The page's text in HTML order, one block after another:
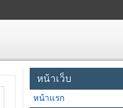
หน้าเว็บ
หน้าแรก